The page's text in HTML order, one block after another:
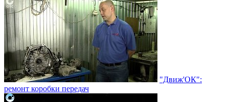
"Движ'ОК":
ремонт коробки передач